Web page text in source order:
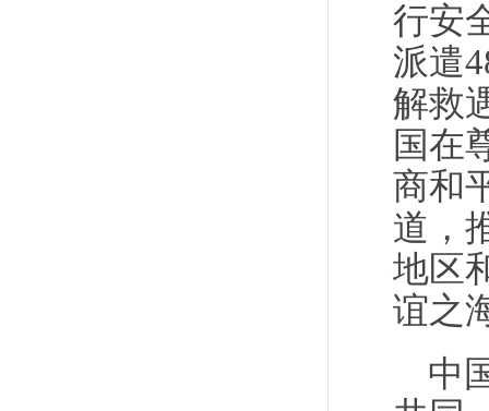
行安
派遣
解救
国在
商和
道，
地区
谊之
中